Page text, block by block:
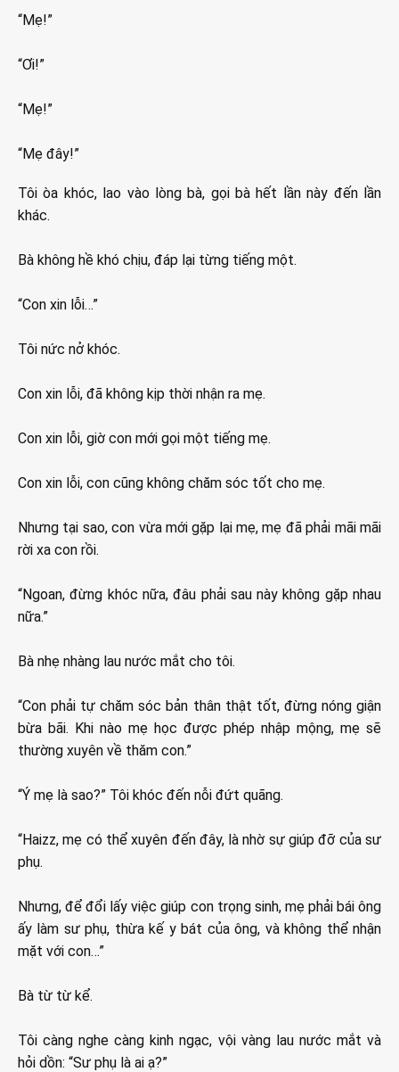
“Mẹ!”
“Ơi!”
“Mẹ!”
“Mẹ đây!”
Tôi òa khóc, lao vào lòng bà, gọi bà hết lần này đến lần
khác.
Bà không hề khó chịu, đáp lại từng tiếng một.
“Con xin lỗi…”
Tôi nức nở khóc.
Con xin lỗi, đã không kịp thời nhận ra mẹ.
Con xin lỗi, giờ con mới gọi một tiếng mẹ.
Con xin lỗi, con cũng không chăm sóc tốt cho mẹ.
Nhưng tại sao, con vừa mới gặp lại mẹ, mẹ đã phải mãi mãi
rời xa con rồi.
“Ngoan, đừng khóc nữa, đâu phải sau này không gặp nhau
nữa.”
Bà nhẹ nhàng lau nước mắt cho tôi.
“Con phải tự chăm sóc bản thân thật tốt, đừng nóng giận
bừa bãi. Khi nào mẹ học được phép nhập mộng, mẹ sẽ
thường xuyên về thăm con.”
“Ý mẹ là sao?” Tôi khóc đến nỗi đứt quãng.
“Haizz, mẹ có thể xuyên đến đây, là nhờ sự giúp đỡ của sư
phụ.
Nhưng, để đổi lấy việc giúp con trọng sinh, mẹ phải bái ông
ấy làm sư phụ, thừa kế y bát của ông, và không thể nhận
mặt với con…”
Bà từ từ kể.
Tôi càng nghe càng kinh ngạc, vội vàng lau nước mắt và
hỏi dồn: “Sư phụ là ai ạ?”